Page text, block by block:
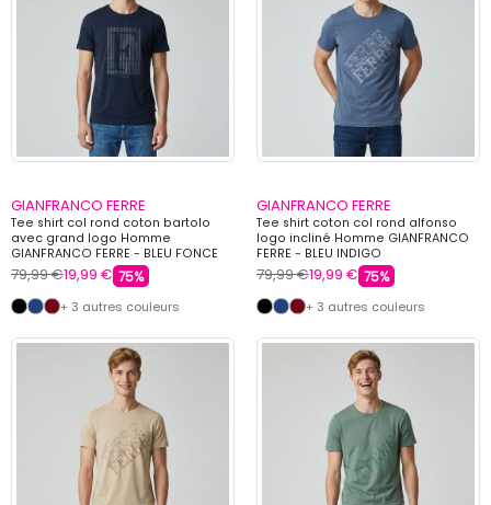
GIANFRANCO FERRE
Tee shirt col rond coton bartolo
avec grand logo Homme
GIANFRANCO FERRE - BLEU FONCE
79,99 €19,99 € 75%
+ 3 autres couleurs
GIANFRANCO FERRE
Tee shirt coton col rond alfonso
logo incliné Homme GIANFRANCO
FERRE - BLEU INDIGO
79,99 €19,99 € 75%
+ 3 autres couleurs